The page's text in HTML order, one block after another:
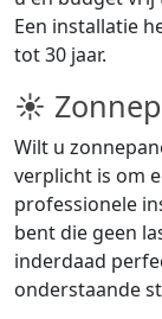
Een installatie
tot 30 jaar.
☀
Wilt u
verplicht is om
professionele
bent die geen
inderdaad
onderstaande